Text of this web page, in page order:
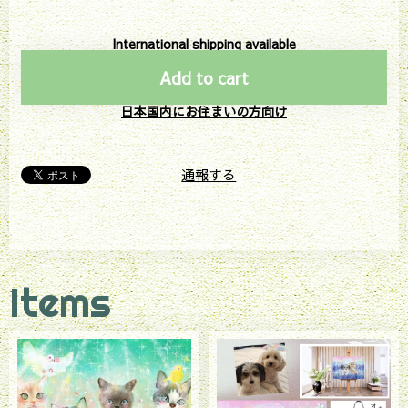
International shipping available
Add to cart
日本国内にお住まいの方向け
通報する
Items